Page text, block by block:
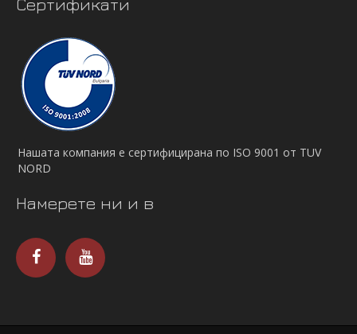
Нашата компания е сертифицирана по ISO 9001 от TUV
NORD
Намерете ни и в